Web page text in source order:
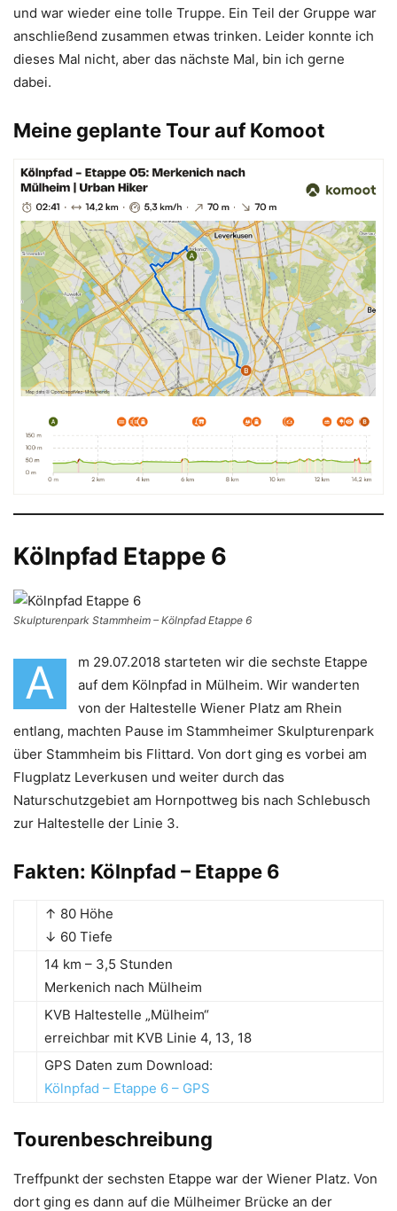
und war wieder eine tolle Truppe. Ein Teil der Gruppe war
anschließend zusammen etwas trinken. Leider konnte ich
dieses Mal nicht, aber das nächste Mal, bin ich gerne
dabei.
Meine geplante Tour auf Komoot
Kölnpfad Etappe 6
Skulpturenpark Stammheim – Kölnpfad Etappe 6
A
m 29.07.2018 starteten wir die sechste Etappe
auf dem Kölnpfad in Mülheim. Wir wanderten
von der Haltestelle Wiener Platz am Rhein
entlang, machten Pause im Stammheimer Skulpturenpark
über Stamm­heim bis Flittard. Von dort ging es vorbei am
Flugplatz Leverkusen und weiter durch das
Naturschutzgebiet am Hornpottweg bis nach Schlebusch
zur Haltestelle der Linie 3.
Fakten: Kölnpfad – Etappe 6
↑ 80 Höhe
↓ 60 Tiefe
14 km – 3,5 Stunden
Merkenich nach Mülheim
KVB Haltestelle „Mülheim“
erreichbar mit KVB Linie 4, 13, 18
GPS Daten zum Download:
Kölnpfad – Etappe 6 – GPS
Tourenbeschreibung
Treffpunkt der sechsten Etappe war der Wiener Platz. Von
dort ging es dann auf die Mülheimer Brücke an der